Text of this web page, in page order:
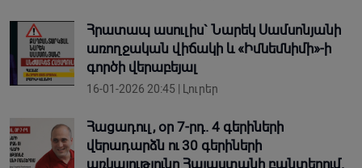
Հրատապ ասուլիս` Նարեկ Սամսոնյանի
առողջական վիճակի և «Իմնեմնիմի»-ի
գործի վերաբեյալ
16-01-2026 20:45 | Լուրեր
Հացադուլ, օր 7-րդ. 4 գերիների
վերադարձն ու 30 գերիների
առկայությունը Հայաստանի բանտերում.